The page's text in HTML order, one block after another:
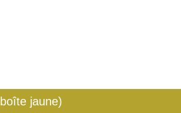
jaune)